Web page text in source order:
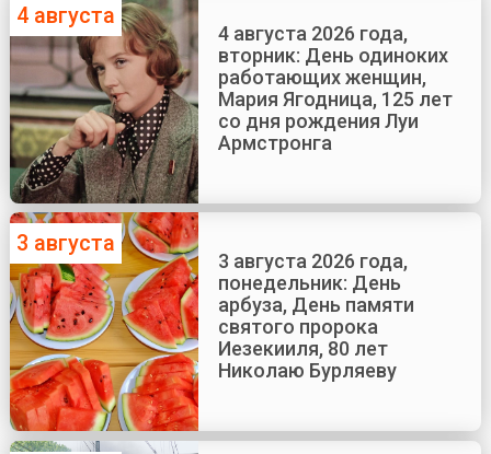
4 августа
4 августа 2026 года,
вторник: День одиноких
работающих женщин,
Мария Ягодница, 125 лет
со дня рождения Луи
Армстронга
3 августа
3 августа 2026 года,
понедельник: День
арбуза, День памяти
святого пророка
Иезекииля, 80 лет
Николаю Бурляеву